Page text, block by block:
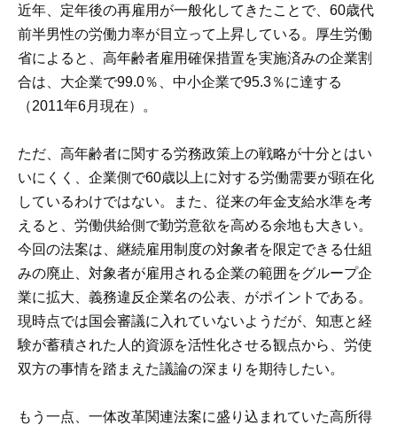
近年、定年後の再雇用が一般化してきたことで、60歳代
前半男性の労働力率が目立って上昇している。厚生労働
省によると、高年齢者雇用確保措置を実施済みの企業割
合は、大企業で99.0％、中小企業で95.3％に達する
（2011年6月現在）。
ただ、高年齢者に関する労務政策上の戦略が十分とはい
いにくく、企業側で60歳以上に対する労働需要が顕在化
しているわけではない。また、従来の年金支給水準を考
えると、労働供給側で勤労意欲を高める余地も大きい。
今回の法案は、継続雇用制度の対象者を限定できる仕組
みの廃止、対象者が雇用される企業の範囲をグループ企
業に拡大、義務違反企業名の公表、がポイントである。
現時点では国会審議に入れていないようだが、知恵と経
験が蓄積された人的資源を活性化させる観点から、労使
双方の事情を踏まえた議論の深まりを期待したい。
もう一点、一体改革関連法案に盛り込まれていた高所得